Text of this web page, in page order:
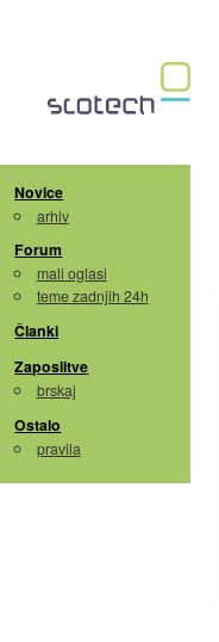
Novice
arhiv
Forum
mali oglasi
teme zadnjih 24h
Članki
Zaposlitve
brskaj
Ostalo
pravila